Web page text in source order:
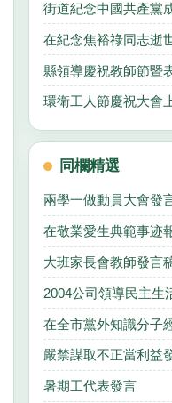
縣領導慶祝教師節暨
環衛工人節慶祝大會
同欄精選
兩學一做動員大會發
在敬業愛生典範事迹
大班家長會教師發言
2004公司領導民主生
嚴禁謀取不正當利益
暑期工代表發言